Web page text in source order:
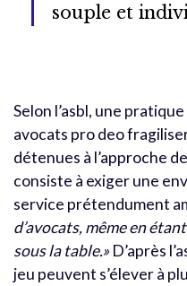
souple et
Selon l’asbl, une
avocats pro deo
détenues à l’approche
consiste à exiger une
service prétendument
d’avocats, même en
sous la table.» D’après
jeu peuvent s’élever à